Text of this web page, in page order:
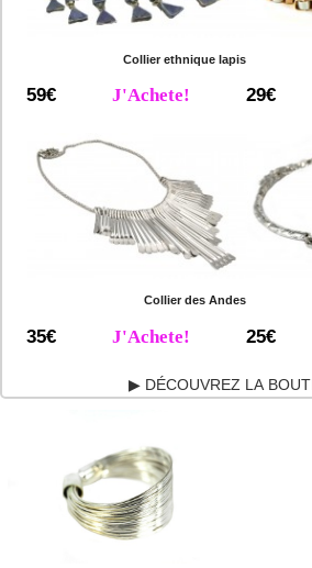
Collier ethnique lapis
59€ J'Achete! 29€
Collier des Andes
35€ J'Achete! 25€
▶ DÉCOUVREZ LA